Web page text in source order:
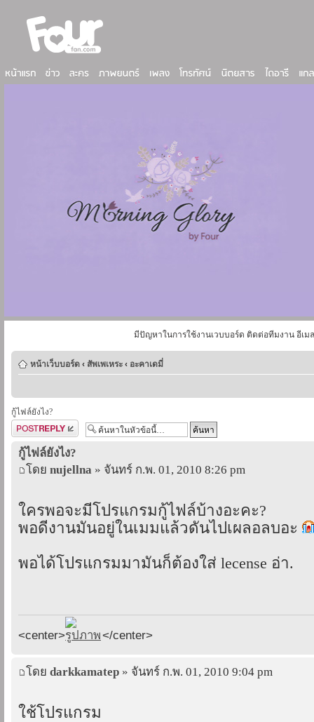
มีปัญหาในการใช้งานเวบบอร์ด ติดต่อทีมงาน อีเม
หน้าเว็บบอร์ด ‹ สัพเพเหระ ‹ อะคาเดมี่
กู้ไฟล์ยังไง?
ตอบกระทู้
กู้ไฟล์ยังไง?
โดย nujellna » จันทร์ ก.พ. 01, 2010 8:26 pm
ใครพอจะมีโปรแกรมกู้ไฟล์บ้างอะคะ?
พอดีงานมันอยู่ในเมมแล้วดันไปเผลอลบอะ
พอได้โปรแกรมมามันก็ต้องใส่ lecense อ่า.
<center> </center>
โดย darkkamatep » จันทร์ ก.พ. 01, 2010 9:04 pm
ใช้โปรแกรม